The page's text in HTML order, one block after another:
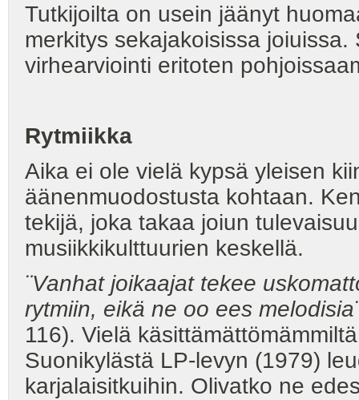
Tutkijoilta on usein jäänyt
merkitys sekajakoisissa
virhearviointi eritoten
Rytmiikka
Aika ei ole vielä kypsä yleisen
äänenmuodostusta kohtaan.
tekijä, joka takaa joiun
musiikkikulttuurien keskellä.
¨Vanhat joikaajat tekee
rytmiin, eikä ne oo ees
116). Vielä
Suonikylästä LP-levyn (1979)
karjalaisitkuihin. Olivatko ne